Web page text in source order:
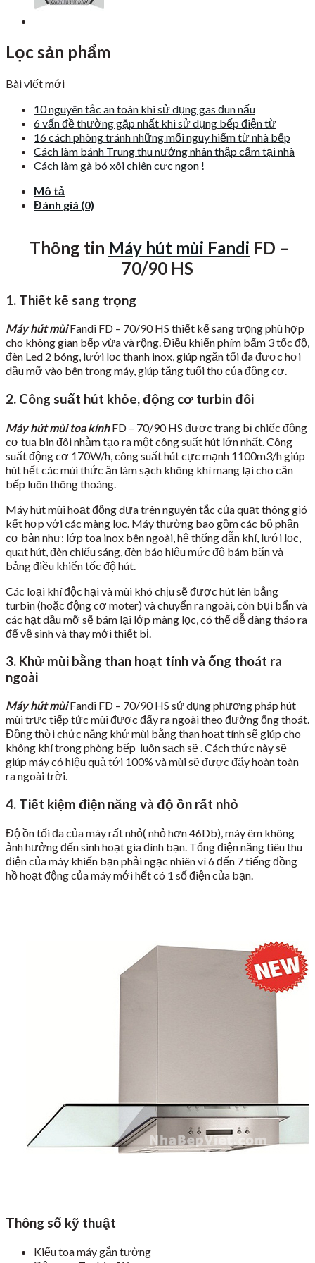
Lọc sản phẩm
Bài viết mới
10 nguyên tắc an toàn khi sử dụng gas đun nấu
6 vấn đề thường gặp nhất khi sử dụng bếp điện từ
16 cách phòng tránh những mối nguy hiểm từ nhà bếp
Cách làm bánh Trung thu nướng nhân thập cẩm tại nhà
Cách làm gà bó xôi chiên cực ngon !
Mô tả
Đánh giá (0)
Thông tin Máy hút mùi Fandi FD –
70/90 HS
1. Thiết kế sang trọng
Máy hút mùiFandi FD – 70/90 HS thiết kế sang trọng phù hợp
cho không gian bếp vừa và rộng. Điều khiển phím bấm 3 tốc độ,
đèn Led 2 bóng, lưới lọc thanh inox, giúp ngăn tối đa được hơi
dầu mỡ vào bên trong máy, giúp tăng tuổi thọ của động cơ.
2. Công suất hút khỏe, động cơ turbin đôi
Máy hút mùi toa kínhFD – 70/90 HS được trang bị chiếc động
cơ tua bin đôi nhằm tạo ra một công suất hút lớn nhất. Công
suất động cơ 170W/h, công suất hút cực mạnh 1100m3/h giúp
hút hết các mùi thức ăn làm sạch không khí mang lại cho căn
bếp luôn thông thoáng.
Máy hút mùi hoạt động dựa trên nguyên tắc của quạt thông gió
kết hợp với các màng lọc. Máy thường bao gồm các bộ phận
cơ bản như: lớp toa inox bên ngoài, hệ thống dẫn khí, lưới lọc,
quạt hút, đèn chiếu sáng, đèn báo hiệu mức độ bám bẩn và
bảng điều khiển tốc độ hút.
Các loại khí độc hại và mùi khó chịu sẽ được hút lên bằng
turbin (hoặc động cơ moter) và chuyển ra ngoài, còn bụi bẩn và
các hạt dầu mỡ sẽ bám lại lớp màng lọc, có thể dễ dàng tháo ra
để vệ sinh và thay mới thiết bị.
3. Khử mùi bằng than hoạt tính và ống thoát ra
ngoài
Máy hút mùiFandi FD – 70/90 HS sử dụng phương pháp hút
mùi trực tiếp tức mùi được đẩy ra ngoài theo đường ống thoát.
Đồng thời chức năng khử mùi bằng than hoạt tính sẽ giúp cho
không khí trong phòng bếp luôn sạch sẽ . Cách thức này sẽ
giúp máy có hiệu quả tới 100% và mùi sẽ được đẩy hoàn toàn
ra ngoài trời.
4. Tiết kiệm điện năng và độ ồn rất nhỏ
Độ ồn tối đa của máy rất nhỏ( nhỏ hơn 46Db), máy êm không
ảnh hưởng đến sinh hoạt gia đình bạn. Tổng điện năng tiêu thu
điện của máy khiến bạn phải ngạc nhiên vì 6 đến 7 tiếng đồng
hồ hoạt động của máy mới hết có 1 số điện của bạn.
Thông số kỹ thuật
Kiểu toa máy gắn tường